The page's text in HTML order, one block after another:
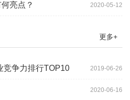
2020-05-12
亮点？
更多+
2019-06-26
竞争力排行TOP10
2020-06-16